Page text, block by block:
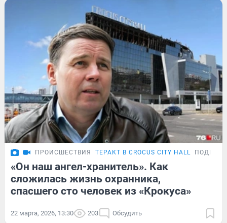
ПРОИСШЕСТВИЯ ТЕРАКТ В CROCUS CITY HALL
«Он наш ангел-хранитель». Как
сложилась жизнь охранника,
спасшего сто человек из «Крокуса»
22 марта, 2026, 13:30 203 Обсудить